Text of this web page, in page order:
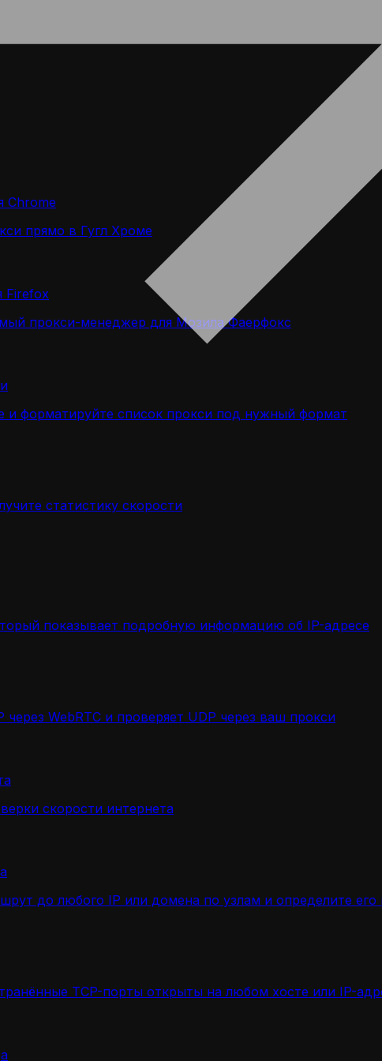
Chrome
прямо в Гугл Хроме
Firefox
прокси-менеджер для Мозила Фаерфокс
и форматируйте список прокси под нужный формат
статистику скорости
показывает подробную информацию об IP-адресе
через WebRTC и проверяет UDP через ваш прокси
скорости интернета
до любого IP или домена по узлам и определите его
TCP-порты открыты на любом хосте или IP-